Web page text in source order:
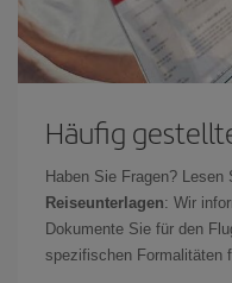
Häufig
Haben Sie Fragen? Lesen
Reiseunterlagen: Wir
Dokumente Sie für den
spezifischen Formalitäten